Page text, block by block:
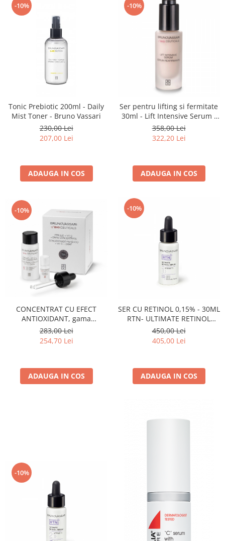
-10%
Tonic Prebiotic 200ml - Daily
Mist Toner - Bruno Vassari
230,00 Lei
207,00 Lei
ADAUGA IN COS
-10%
Ser pentru lifting si fermitate
30ml - Lift Intensive Serum -
Bruno Vassari
358,00 Lei
322,20 Lei
ADAUGA IN COS
-10%
CONCENTRAT CU EFECT
ANTIOXIDANT, gama
BIOCEUTICALS - 30 ML
283,00 Lei
254,70 Lei
ADAUGA IN COS
-10%
SER CU RETINOL 0,15% - 30ML
RTN- ULTIMATE RETINOL
SERUM INTENSITY 1 30ML
450,00 Lei
405,00 Lei
ADAUGA IN COS
-10%